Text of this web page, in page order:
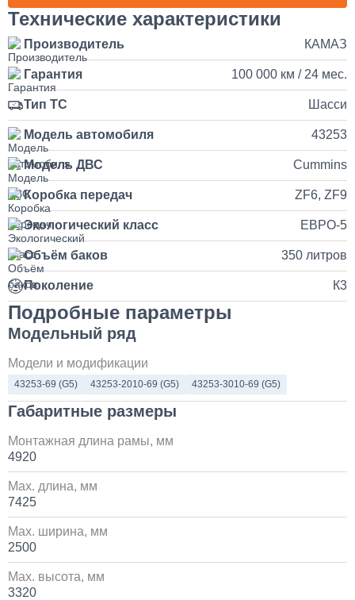
Наращивание кузова и бортов на КАМАЗ
150 000
от 5 до 10 дней
Установка и подключение рации с антенной на КАМАЗ
35 000
1 день
Установка продувочного пистолета в кабину
3 500
Установка системы контроля положения
самосвального кузова
Установка сдвоенной двухрядной кабины с
увеличенным салоном
Технические характеристики
Производитель КАМАЗ
Гарантия 100 000 км / 24 мес.
Тип ТС Шасси
Модель автомобиля 43253
Модель ДВС Cummins
Коробка передач ZF6, ZF9
Экологический класс ЕВРО-5
Объём баков 350 литров
Поколение К3
Подробные параметры
Модельный ряд
Модели и модификации
43253-69 (G5) 43253-2010-69 (G5) 43253-3010-69 (G5)
Габаритные размеры
Монтажная длина рамы, мм
4920
Max. длина, мм
7425
Max. ширина, мм
2500
Max. высота, мм
3320